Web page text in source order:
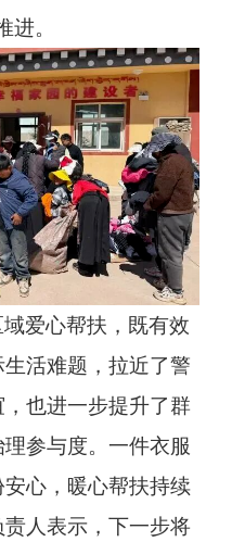
进。
爱心帮扶，既有效
活难题，拉近了警
也进一步提升了群
参与度。一件衣服
心，暖心帮扶持续
人表示，下一步将